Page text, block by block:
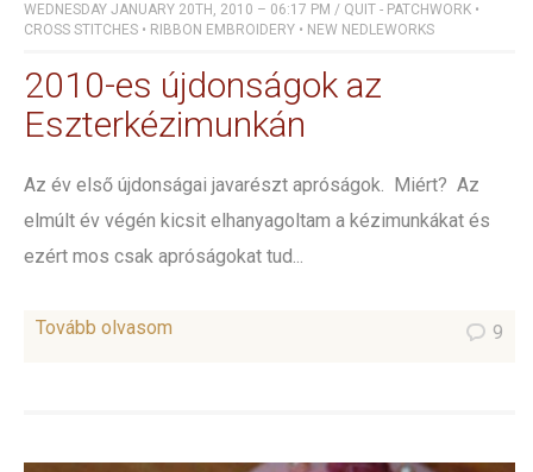
WEDNESDAY JANUARY 20TH, 2010 – 06:17 PM / QUIT - PATCHWORK •
CROSS STITCHES • RIBBON EMBROIDERY • NEW NEDLEWORKS
2010-es újdonságok az
Eszterkézimunkán
Az év első újdonságai javarészt apróságok. Miért? Az
elmúlt év végén kicsit elhanyagoltam a kézimunkákat és
ezért mos csak apróságokat tud...
Tovább olvasom 9